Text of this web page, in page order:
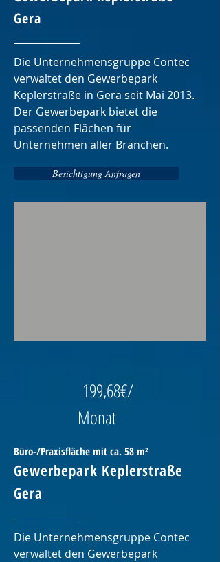
Gera
Die Unternehmensgruppe Contec
verwaltet den Gewerbepark
Keplerstraße in Gera seit Mai 2013.
Der Gewerbepark bietet die
passenden Flächen für
Unternehmen aller Branchen.
Besichtigung Anfragen
199,68€/
Monat
Büro-/Praxisfläche mit ca. 58 m²
Gewerbepark Keplerstraße
Gera
Die Unternehmensgruppe Contec
verwaltet den Gewerbepark